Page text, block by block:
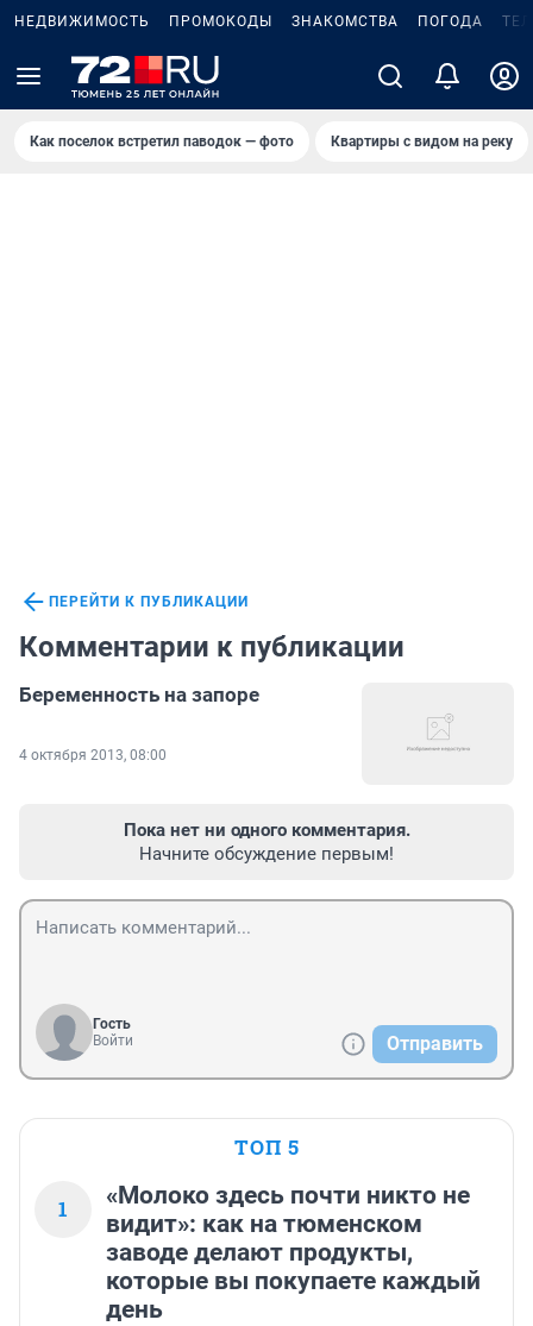
НЕДВИЖИМОСТЬ ПРОМОКОДЫ ЗНАКОМСТВА ПОГОДА
Как поселок встретил паводок — фото Квартиры с видом на реку
ПЕРЕЙТИ К ПУБЛИКАЦИИ
Комментарии к публикации
Беременность на запоре
4 октября 2013, 08:00
Пока нет ни одного комментария.
Начните обсуждение первым!
Гость
Войти
Отправить
ТОП 5
1
«Молоко здесь почти никто не
видит»: как на тюменском
заводе делают продукты,
которые вы покупаете каждый
день